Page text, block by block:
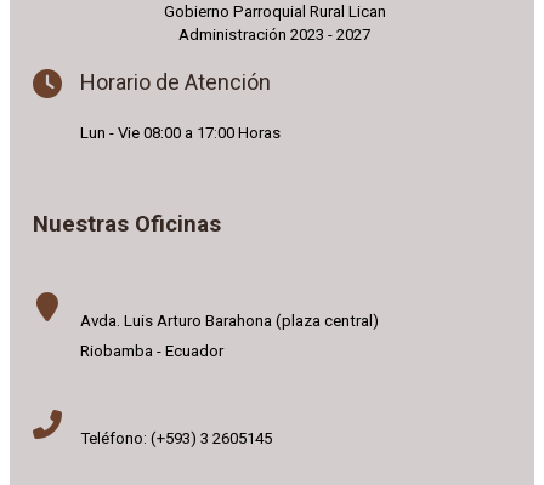
Gobierno Parroquial Rural Lican
Administración 2023 - 2027
Horario de Atención
Lun - Vie 08:00 a 17:00 Horas
Nuestras Oficinas
Avda. Luis Arturo Barahona (plaza central)
Riobamba - Ecuador
Teléfono: (+593) 3 2605145